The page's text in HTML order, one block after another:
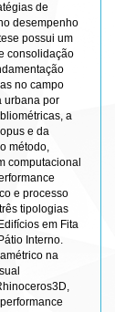
de
desempenho
possui um
consolidação
no campo
urbana por
a
e da
método,
computacional
e processo
tipologias
em Fita
Interno.
na